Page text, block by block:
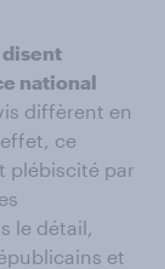
disent
national
diffèrent en
ce
plébiscité par
le détail,
et